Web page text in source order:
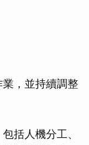
，並持續調整
括人機分工、